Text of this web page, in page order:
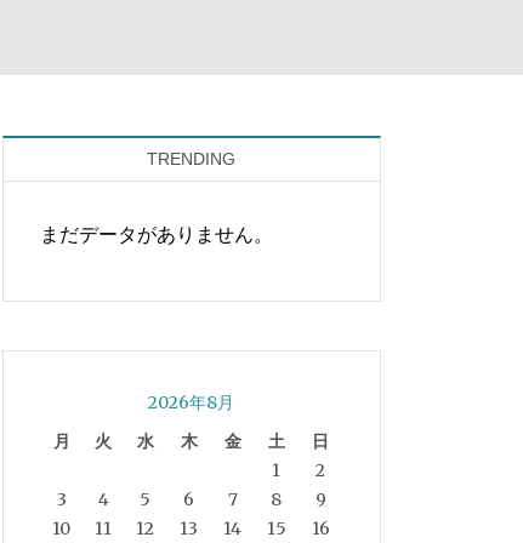
TRENDING
まだデータがありません。
2026年8月
月
火 水 木 金 土
日
1
2
3
4 5 6 7 8
9
10
11 12 13 14 15 16